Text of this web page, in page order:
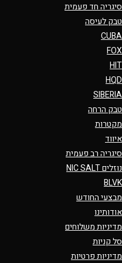
סיגריה חד פעמית
טבק לעיסה
CUBA
FOX
HIT
HQD
SIBERIA
טבק הרחה
מקטרות
איווד
סיגריה רב פעמית
נוזלים NIC SALT
BLVK
מבצעי החודש
אודותינו
מדיניות משלוחים
סל קניות
מדיניות פרטיות